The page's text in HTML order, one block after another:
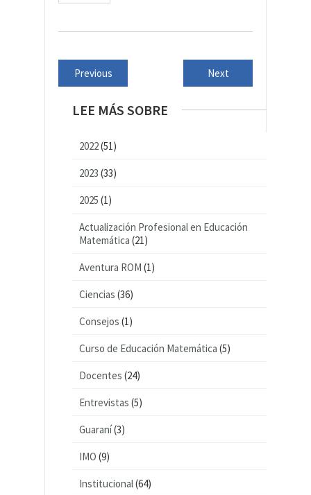
Previous Next
LEE MÁS SOBRE
2022(51)
2023 (33)
2025 (1)
Actualización Profesional en Educación
Matemática (21)
Aventura ROM (1)
Ciencias (36)
Consejos (1)
Curso de Educación Matemática (5)
Docentes (24)
Entrevistas (5)
Guaraní(3)
IMO (9)
Institucional(64)